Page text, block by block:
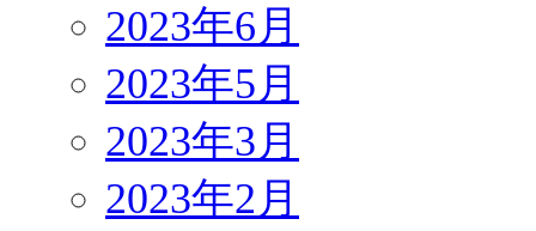
2023年6月
2023年5月
2023年3月
2023年2月